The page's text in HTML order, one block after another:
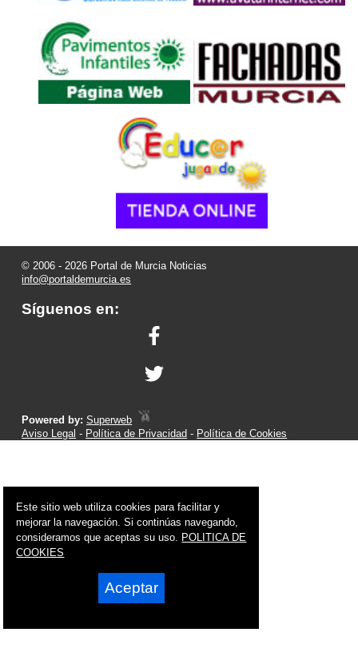
© 2006 - 2026 Portal de Murcia Noticias
info@portaldemurcia.es
Síguenos en:
Powered by:Superweb
Aviso Legal - Política de Privacidad - Política de Cookies
Este sitio web utiliza cookies para facilitar y
mejorar la navegación. Si continúas navegando,
consideramos que aceptas su uso. POLITICA DE
COOKIES
Aceptar